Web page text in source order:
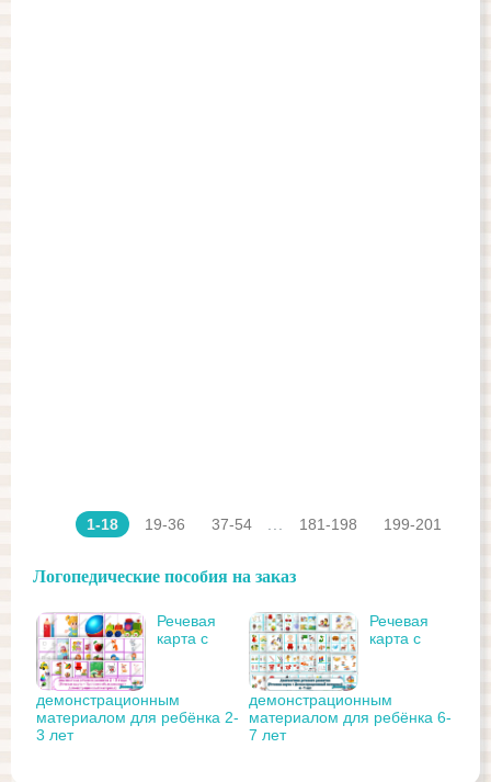
1-18 19-36 37-54 181-198 199-201
Логопедические пособия на заказ
Речевая
карта с
демонстрационным
материалом для ребёнка 2-
3 лет
Речевая
карта с
демонстрационным
материалом для ребёнка 6-
7 лет